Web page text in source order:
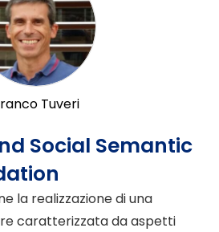
Tuveri
Social Semantic
la realizzazione di una
caratterizzata da aspetti